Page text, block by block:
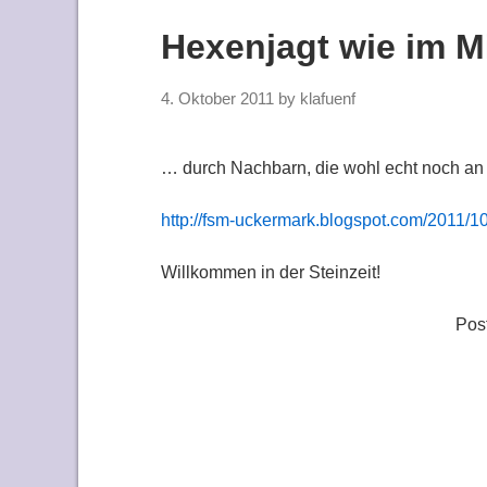
Hexenjagt wie im
4. Oktober 2011 by klafuenf
… durch Nachbarn, die wohl echt noch an
http://fsm-uckermark.blogspot.com/2011/
Willkommen in der Steinzeit!